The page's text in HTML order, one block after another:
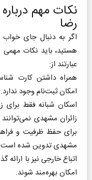
نکات مهم
رضا
اگر به دنبال جای
هستید، باید نکات مهمی
عبارتند از:
همراه داشتن کارت
امکان ثبت‌نام وجود ندارد.
اسکان شبانه فقط برای
زائران مشهدی
برای حفظ ظرفیت و
مشهدی تدوین شده
اتباع خارجی نیز با ارائه
امکان بهره‌مند شوند.